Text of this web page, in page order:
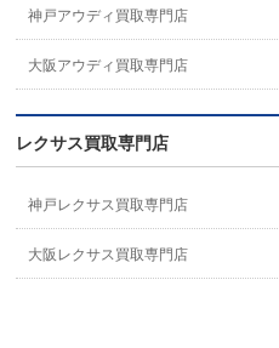
神戸アウディ買取専門店
大阪アウディ買取専門店
レクサス買取専門店
神戸レクサス買取専門店
大阪レクサス買取専門店